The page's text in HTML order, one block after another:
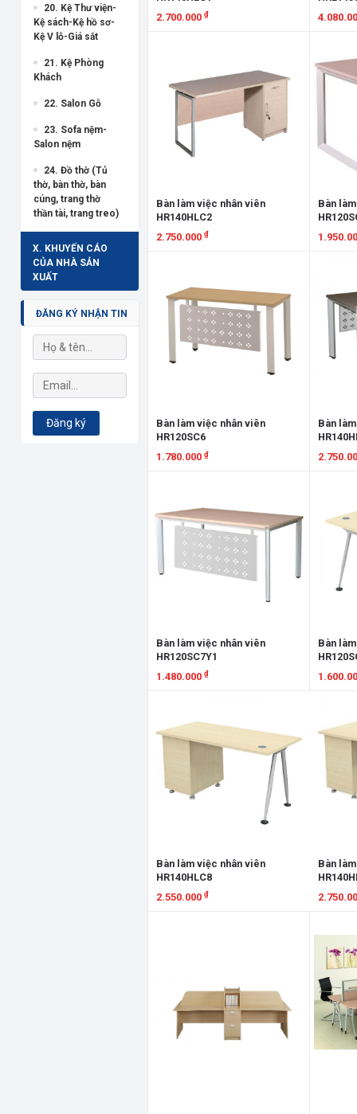
20. Kệ Thư viện-
Kệ sách-Kệ hồ sơ-
Kệ V lỗ-Giá sắt
21. Kệ Phòng
Khách
22. Salon Gỗ
23. Sofa nệm-
Salon nệm
24. Đồ thờ (Tủ
thờ, bàn thờ, bàn
cúng, trang thờ
thần tài, trang treo)
X. KHUYẾN CÁO
CỦA NHÀ SẢN
XUẤT
ĐĂNG KÝ NHẬN TIN
Đăng ký
2.700.000 ₫
Bàn làm việc nhân viên
HR140HLC2
2.750.000 ₫
Bàn
Bàn làm việc nhân viên
HR120SC6
1.780.000 ₫
Bàn
Bàn làm việc nhân viên
HR120SC7Y1
1.480.000 ₫
Bàn
Bàn làm việc nhân viên
HR140HLC8
2.550.000 ₫
Bàn